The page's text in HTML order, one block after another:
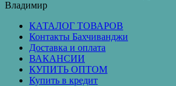
Владимир
КАТАЛОГ ТОВАРОВ
Контакты Бахчиванджи
Доставка и оплата
ВАКАНСИИ
КУПИТЬ ОПТОМ
Купить в кредит